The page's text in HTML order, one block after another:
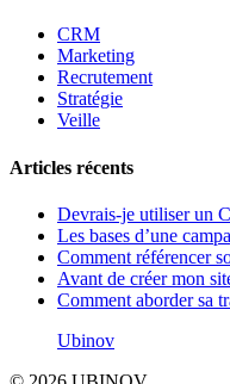
CRM
Marketing
Recrutement
Stratégie
Veille
Articles récents
Devrais-je utiliser un
Les bases d’une
Comment référencer
Avant de créer mon
Comment aborder sa
Ubinov